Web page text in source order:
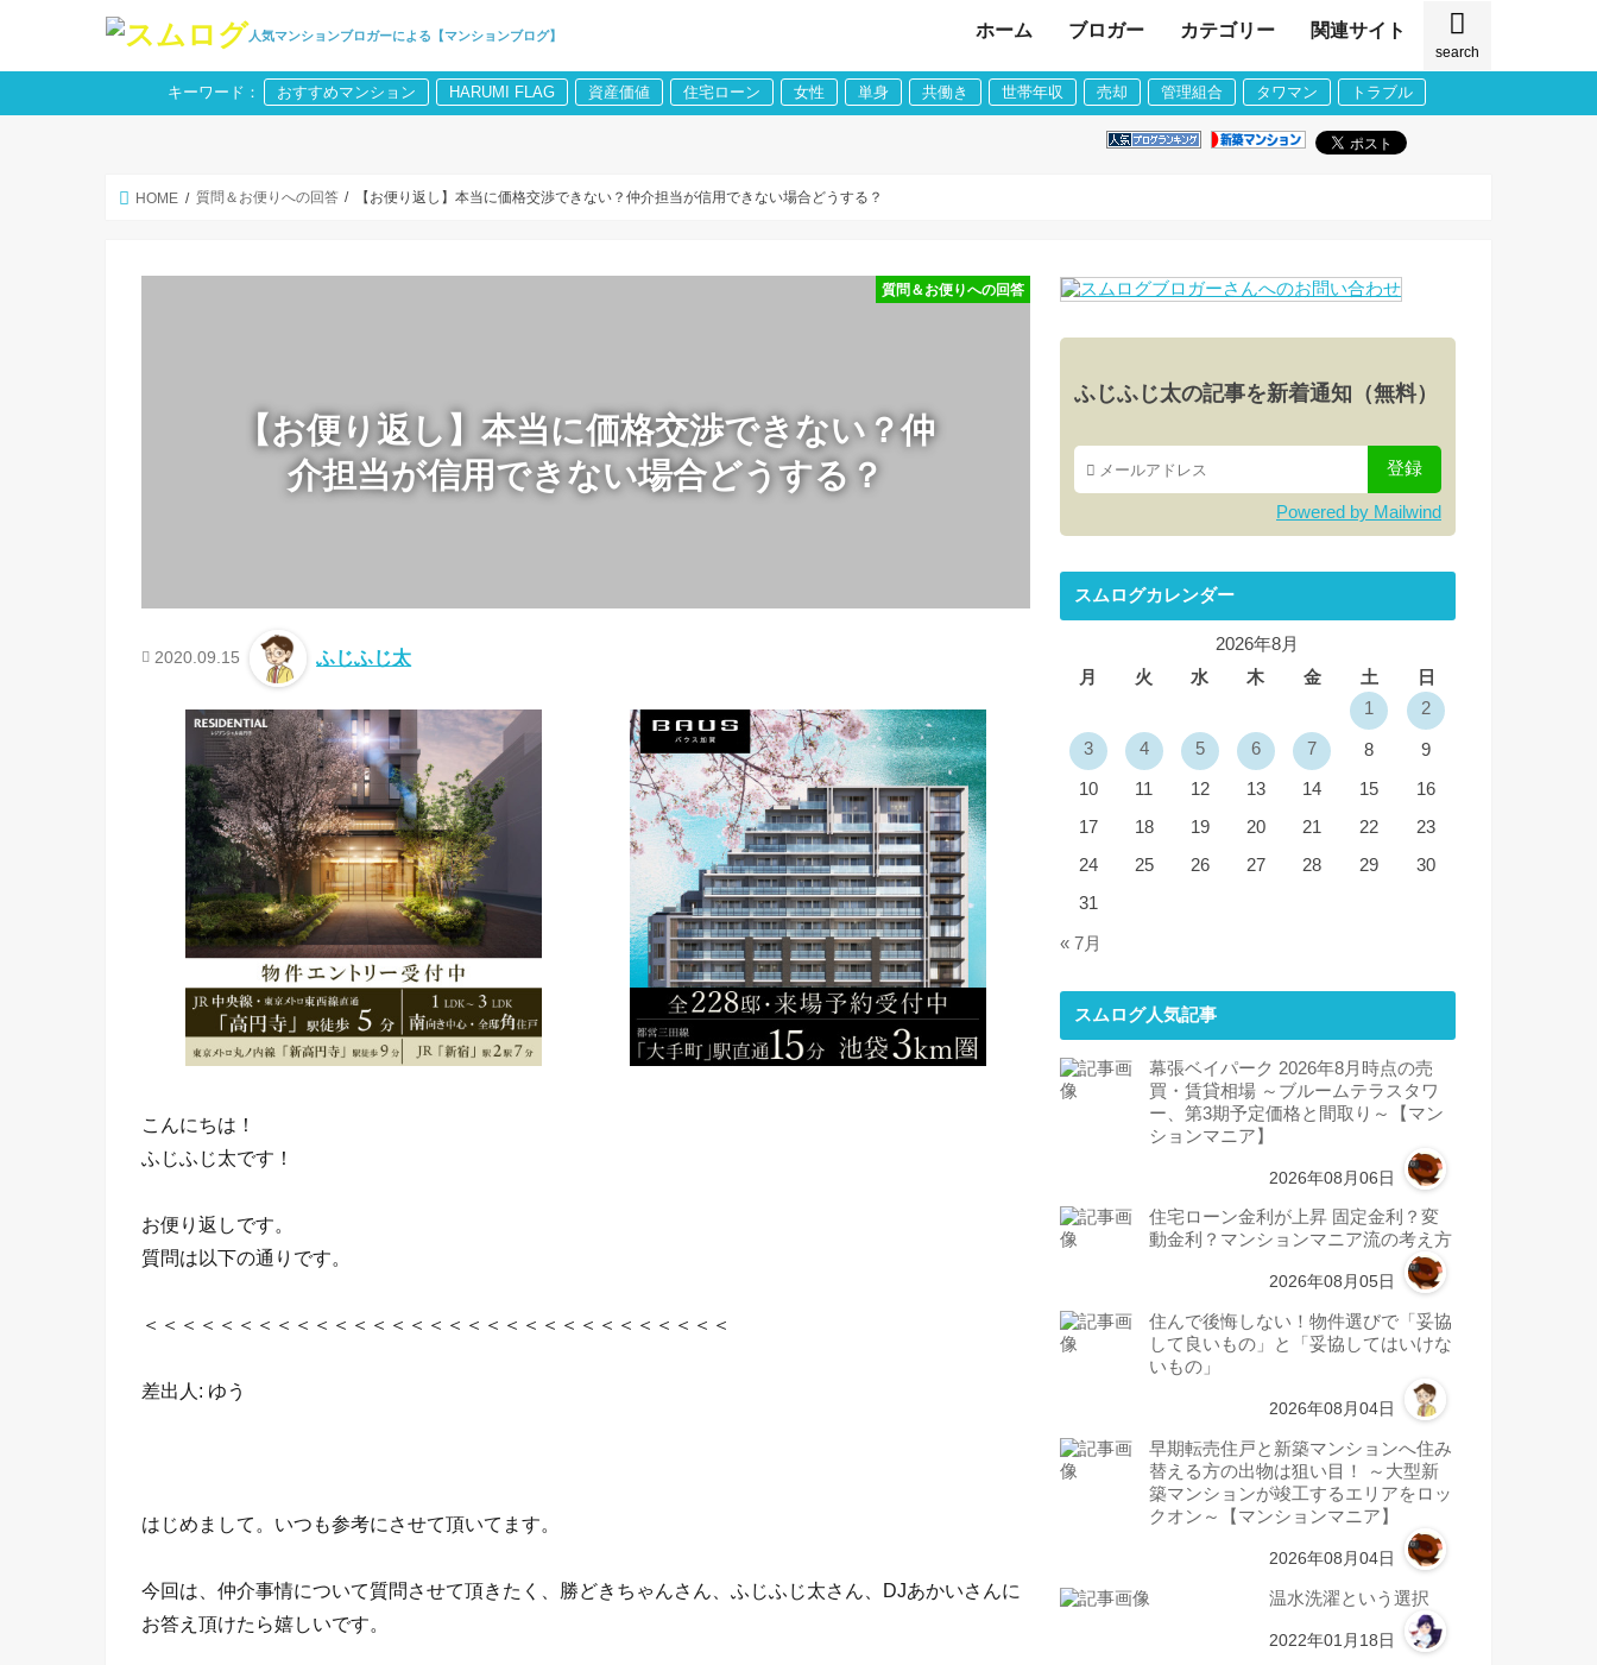
人気マンションブロガーによる【マンションブログ】
search
ホーム ブロガー カテゴリー 関連サイト
キーワード： おすすめマンション HARUMI FLAG 資産価値 住宅ローン 女性 単身 共働き 世帯年収 売却 管理組合 タワマン トラブル
HOME 質問＆お便りへの回答 【お便り返し】本当に価格交渉できない？仲介担当が信用できない場合どうする？
【お便り返し】本当に価格交渉できない？仲
介担当が信用できない場合どうする？
質問＆お便りへの回答
2020.09.15 ふじふじ太
こんにちは！
ふじふじ太です！
お便り返しです。
質問は以下の通りです。
＜＜＜＜＜＜＜＜＜＜＜＜＜＜＜＜＜＜＜＜＜＜＜＜＜＜＜＜＜＜＜
差出人: ゆう
はじめまして。いつも参考にさせて頂いてます。
今回は、仲介事情について質問させて頂きたく、勝どきちゃんさん、ふじふじ太さん、DJあかいさんに
お答え頂けたら嬉しいです。
ふじふじ太の記事を新着通知（無料）
Powered by Mailwind
スムログカレンダー
2026年8月
月
火 水 木 金 土
日
1
2
3 4 5 6 7 8 9
10 11 12 13 14 15
16
17
18 19 20 21 22
23
24
25 26 27 28 29
30
31
« 7月
スムログ人気記事
幕張ベイパーク 2026年8月時点の売
買・賃貸相場 ～ブルームテラスタワ
ー、第3期予定価格と間取り～【マン
ションマニア】
2026年08月06日
住宅ローン金利が上昇 固定金利？変
動金利？マンションマニア流の考え方
2026年08月05日
住んで後悔しない！物件選びで「妥協
して良いもの」と「妥協してはいけな
いもの」
2026年08月04日
早期転売住戸と新築マンションへ住み
替える方の出物は狙い目！ ～大型新
築マンションが竣工するエリアをロッ
クオン～【マンションマニア】
2026年08月04日
温水洗濯という選択
2022年01月18日